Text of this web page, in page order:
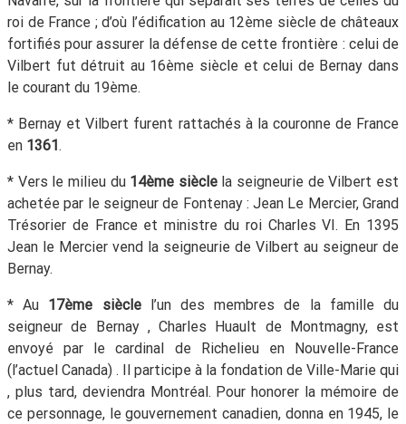
roi de France ; d’où l’édification au 12ème siècle de châteaux
fortifiés pour assurer la défense de cette frontière : celui de
Vilbert fut détruit au 16ème siècle et celui de Bernay dans
le courant du 19ème.
* Bernay et Vilbert furent rattachés à la couronne de France
en 1361 .
* Vers le milieu du 14ème sièclela seigneurie de Vilbert est
achetée par le seigneur de Fontenay : Jean Le Mercier, Grand
Trésorier de France et ministre du roi Charles VI. En 1395
Jean le Mercier vend la seigneurie de Vilbert au seigneur de
Bernay.
* Au 17ème sièclel’un des membres de la famille du
seigneur de Bernay , Charles Huault de Montmagny, est
envoyé par le cardinal de Richelieu en Nouvelle-France
(l’actuel Canada) . Il participe à la fondation de Ville-Marie qui
, plus tard, deviendra Montréal. Pour honorer la mémoire de
ce personnage, le gouvernement canadien, donna en 1945, le